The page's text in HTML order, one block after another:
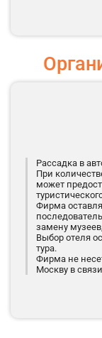
Рассадка в
При
может
Фирма
замену
Выбор отеля
тура.
Фирма не
Москву в